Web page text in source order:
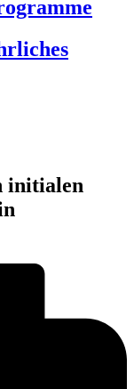
initialen